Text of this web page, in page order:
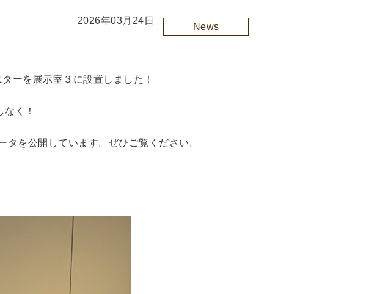
2026年03月24日
News
ーを展示室３に設置しました！
く！
を公開しています。ぜひご覧ください。